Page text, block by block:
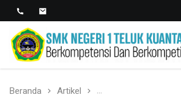
SMK NEGERI 1 TELUK
KUANTAN
Berkopetensi Dan Berkompetisi
Beranda Artikel Bulan Ramadhan